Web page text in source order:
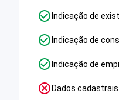
Indicação de
Indicação de
Indicação de
Dados